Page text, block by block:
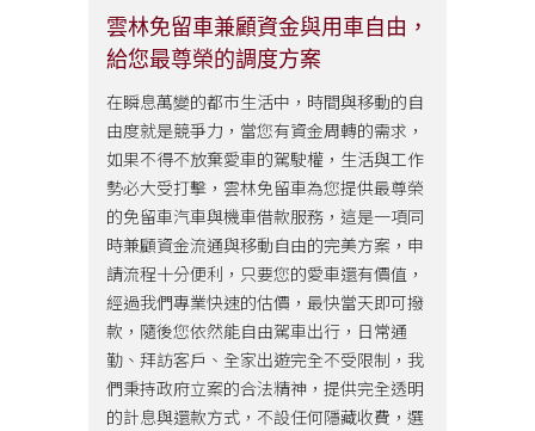
雲林免留車兼顧資金與用車自由，
給您最尊榮的調度方案
在瞬息萬變的都市生活中，時間與移動的自
由度就是競爭力，當您有資金周轉的需求，
如果不得不放棄愛車的駕駛權，生活與工作
勢必大受打擊，雲林免留車為您提供最尊榮
的免留車汽車與機車借款服務，這是一項同
時兼顧資金流通與移動自由的完美方案，申
請流程十分便利，只要您的愛車還有價值，
經過我們專業快速的估價，最快當天即可撥
款，隨後您依然能自由駕車出行，日常通
勤、拜訪客戶、全家出遊完全不受限制，我
們秉持政府立案的合法精神，提供完全透明
的計息與還款方式，不設任何隱藏收費，選